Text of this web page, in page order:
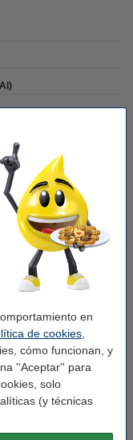
en
de cookies
cómo funcionan, y
''Aceptar'' para
solo
(y técnicas
5x500 hojas
unidades